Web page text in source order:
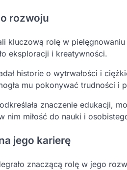
rozwoju
kluczową rolę w
eksploracji i kreatywności.
historie o wytrwałości i
mu pokonywać trudności i
znaczenie edukacji,
nim miłość do nauki i
jego karierę
znaczącą rolę w jego